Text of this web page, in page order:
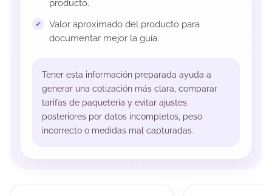
producto.
Valor aproximado del producto para
documentar mejor la guía.
Tener esta información preparada ayuda a
generar una cotización más clara, comparar
tarifas de paquetería y evitar ajustes
posteriores por datos incompletos, peso
incorrecto o medidas mal capturadas.